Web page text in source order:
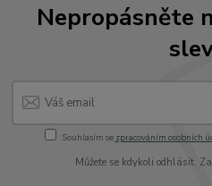
Nepropásněte
Souhlasím se zpracováním osobních
Můžete se kdykoli odhlásit.